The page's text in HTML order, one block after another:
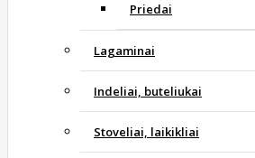
Priedai
Lagaminai
Indeliai, buteliukai
Stoveliai, laikikliai